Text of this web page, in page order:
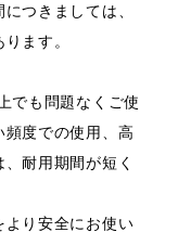
つきましては、
ます。
でも問題なくご使
度での使用、高
耐用期間が短く
り安全にお使い